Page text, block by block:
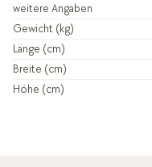
weitere Angaben
Gewicht (kg)
Länge (cm)
Breite (cm)
Höhe (cm)